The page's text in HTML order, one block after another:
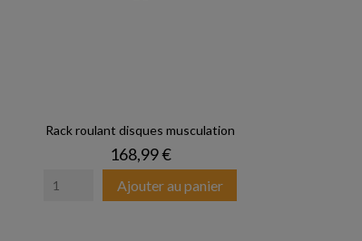
Rack roulant disques musculation
Prix
168,99 €
Ajouter au panier